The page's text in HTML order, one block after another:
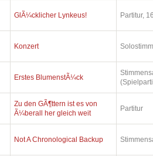
GlÃ¼cklicher Lynkeus! Partitur,
Konzert
Erstes BlumenstÃ¼ck
Zu den GÃ¶ttern ist es von
Ã¼berall her gleich weit
Partitur
Not A Chronological Backup